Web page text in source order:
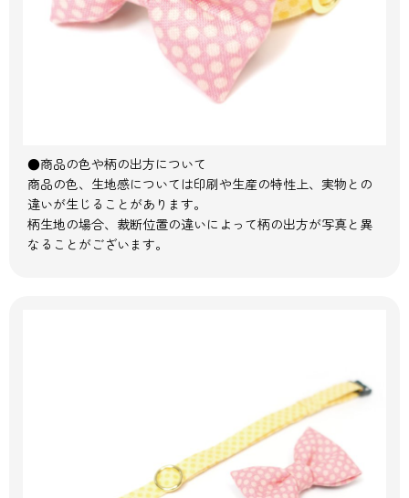
●商品の色や柄の出方について
商品の色、生地感については印刷や生産の特性上、実物との
違いが生じることがあります。
柄生地の場合、裁断位置の違いによって柄の出方が写真と異
なることがございます。